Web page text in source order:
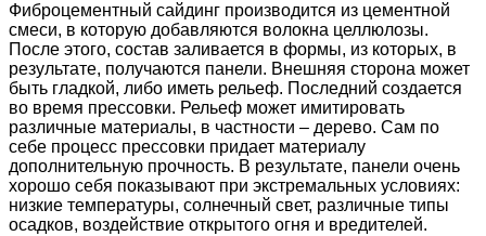
Фиброцементный сайдинг производится из цементной
смеси, в которую добавляются волокна целлюлозы.
После этого, состав заливается в формы, из которых, в
результате, получаются панели. Внешняя сторона может
быть гладкой, либо иметь рельеф. Последний создается
во время прессовки. Рельеф может имитировать
различные материалы, в частности – дерево. Сам по
себе процесс прессовки придает материалу
дополнительную прочность. В результате, панели очень
хорошо себя показывают при экстремальных условиях:
низкие температуры, солнечный свет, различные типы
осадков, воздействие открытого огня и вредителей.